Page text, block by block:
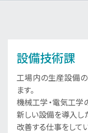
設備技術課
工場内の生産設備の
ます。
機械工学・電気工学
新しい設備を導入し
改善する仕事をして